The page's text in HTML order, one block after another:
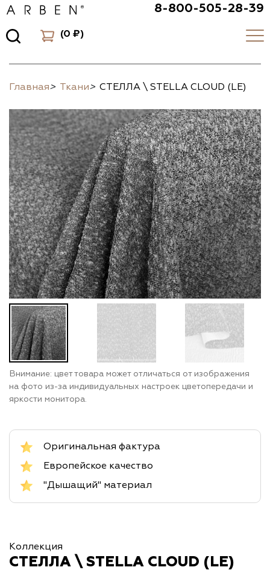
8-800-505-28-39
(0 ₽)
Главная> Ткани> СТЕЛЛА \ STELLA CLOUD (LE)
Внимание: цвет товара может отличаться от изображения
на фото из-за индивидуальных настроек цветопередачи и
яркости монитора.
Оригинальная фактура
Европейское качество
"Дышащий" материал
Коллекция
СТЕЛЛА \ STELLA CLOUD (LE)